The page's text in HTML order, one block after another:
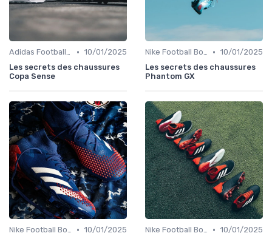
Adidas Football Boots • 10/01/2025
Les secrets des chaussures
Copa Sense
Nike Football Boots • 10/01/2025
Les secrets des chaussures
Phantom GX
Nike Football Boots • 10/01/2025
Nike Football Boots • 10/01/2025